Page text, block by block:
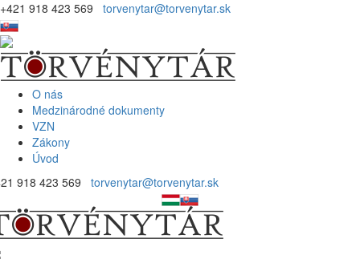
+421 918 423 569 torvenytar@torvenytar.sk
O nás
Medzinárodné dokumenty
VZN
Zákony
Úvod
918 423 569 torvenytar@torvenytar.sk